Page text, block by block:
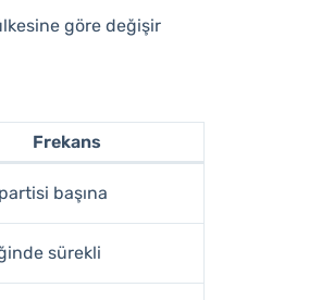
göre değişir
Frekans
başına
sürekli